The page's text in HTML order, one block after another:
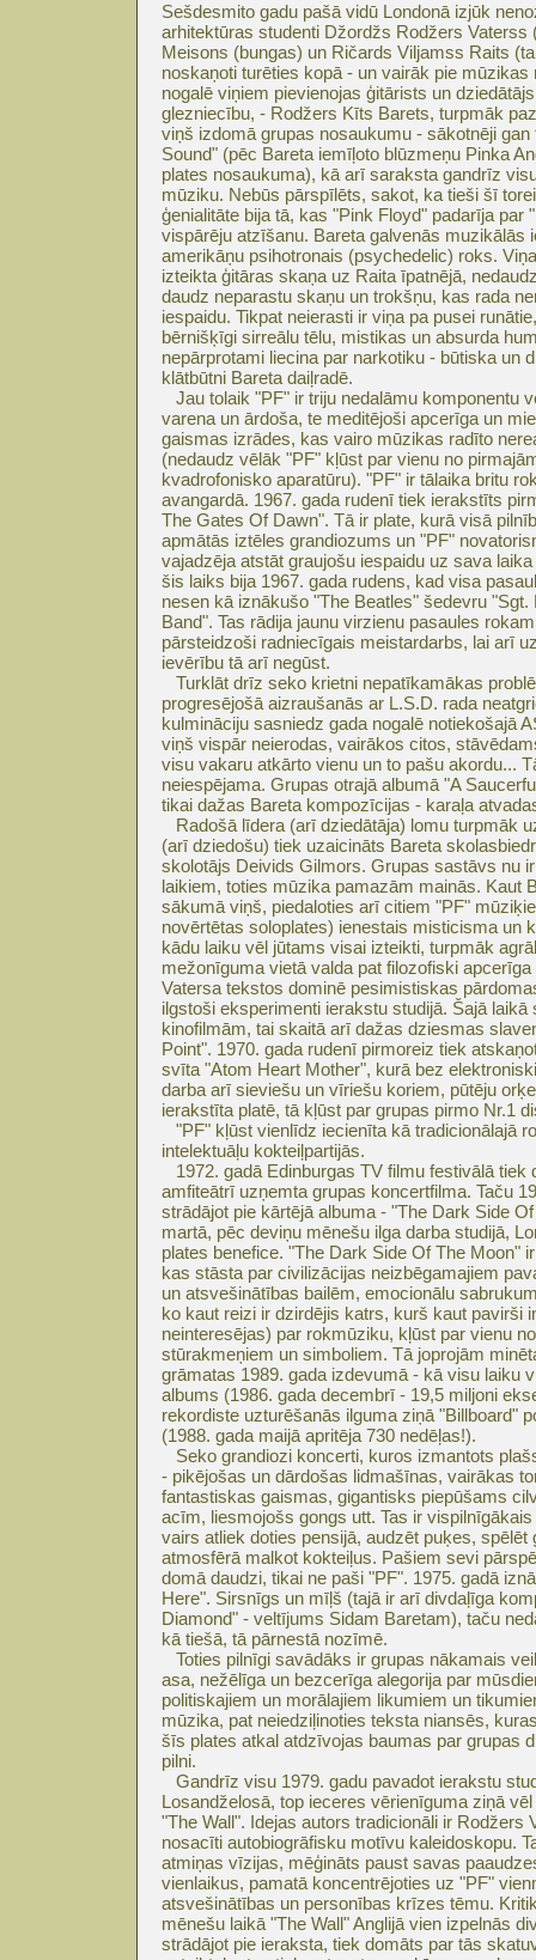
Sešdesmito gadu pašā vidū Londonā izjūk
arhitektūras studenti Džordžs Rodžers Vaterss
Meisons (bungas) un Ričards Viljamss Raits
noskaņoti turēties kopā - un vairāk pie
nogalē viņiem pievienojas ģitārists un
glezniecību, - Rodžers Kīts Barets, turpmāk
viņš izdomā grupas nosaukumu - sākotnēji
Sound" (pēc Bareta iemīļoto blūzmeņu Pinka
plates nosaukuma), kā arī saraksta gandrīz
mūziku. Nebūs pārspīlēts, sakot, ka tieši šī
ģenialitāte bija tā, kas "Pink Floyd" padarīja par
vispārēju atzīšanu. Bareta galvenās muzikālās
amerikāņu psihotronais (psychedelic) roks.
izteikta ģitāras skaņa uz Raita īpatnējā,
daudz neparastu skaņu un trokšņu, kas rada
iespaidu. Tikpat neierasti ir viņa pa pusei
bērnišķīgi sirreālu tēlu, mistikas un absurda
nepārprotami liecina par narkotiku - būtiska un
klātbūtni Bareta daiļradē.
Jau tolaik "PF" ir triju nedalāmu komponentu
varena un ārdoša, te meditējoši apcerīga un
gaismas izrādes, kas vairo mūzikas radīto
(nedaudz vēlāk "PF" kļūst par vienu no
kvadrofonisko aparatūru). "PF" ir tālaika britu
avangardā. 1967. gada rudenī tiek ierakstīts
The Gates Of Dawn". Tā ir plate, kurā visā
apmātās iztēles grandiozums un "PF"
vajadzēja atstāt graujošu iespaidu uz sava
šis laiks bija 1967. gada rudens, kad visa
nesen kā iznākušo "The Beatles" šedevru
Band". Tas rādija jaunu virzienu pasaules
pārsteidzoši radniecīgais meistardarbs, lai arī
ievērību tā arī negūst.
Turklāt drīz seko krietni nepatīkamākas
progresējošā aizraušanās ar L.S.D. rada
kulmināciju sasniedz gada nogalē notiekošajā
viņš vispār neierodas, vairākos citos,
visu vakaru atkārto vienu un to pašu akordu...
neiespējama. Grupas otrajā albumā "A
tikai dažas Bareta kompozīcijas - karaļa
Radošā līdera (arī dziedātāja) lomu turpmāk
(arī dziedošu) tiek uzaicināts Bareta
skolotājs Deivids Gilmors. Grupas sastāvs nu
laikiem, toties mūzika pamazām mainās. Kaut
sākumā viņš, piedaloties arī citiem "PF"
novērtētas soloplates) ienestais misticisma un
kādu laiku vēl jūtams visai izteikti, turpmāk
mežonīguma vietā valda pat filozofiski
Vatersa tekstos dominē pesimistiskas
ilgstoši eksperimenti ierakstu studijā. Šajā
kinofilmām, tai skaitā arī dažas dziesmas
Point". 1970. gada rudenī pirmoreiz tiek
svīta "Atom Heart Mother", kurā bez
darba arī sieviešu un vīriešu koriem, pūtēju
ierakstīta platē, tā kļūst par grupas pirmo Nr.1
"PF" kļūst vienlīdz iecienīta kā tradicionālajā
intelektuāļu kokteiļpartijās.
1972. gadā Edinburgas TV filmu festivālā tiek
amfiteātrī uzņemta grupas koncertfilma. Taču
strādājot pie kārtējā albuma - "The Dark Side
martā, pēc deviņu mēnešu ilga darba studijā,
plates benefice. "The Dark Side Of The Moon"
kas stāsta par civilizācijas neizbēgamajiem
un atsvešinātības bailēm, emocionālu
ko kaut reizi ir dzirdējis katrs, kurš kaut pavirši
neinteresējas) par rokmūziku, kļūst par vienu
stūrakmeņiem un simboliem. Tā joprojām
grāmatas 1989. gada izdevumā - kā visu laiku
albums (1986. gada decembrī - 19,5 miljoni
rekordiste uzturēšanās ilguma ziņā "Billboard"
(1988. gada maijā apritēja 730 nedēļas!).
Seko grandiozi koncerti, kuros izmantots
- pikējošas un dārdošas lidmašīnas, vairākas
fantastiskas gaismas, gigantisks piepūšams
acīm, liesmojošs gongs utt. Tas ir
vairs atliek doties pensijā, audzēt puķes,
atmosfērā malkot kokteiļus. Pašiem sevi
domā daudzi, tikai ne paši "PF". 1975. gadā
Here". Sirsnīgs un mīļš (tajā ir arī divdaļīga
Diamond" - veltījums Sidam Baretam), taču
kā tiešā, tā pārnestā nozīmē.
Toties pilnīgi savādāks ir grupas nākamais
asa, nežēlīga un bezcerīga alegorija par
politiskajiem un morālajiem likumiem un
mūzika, pat neiedziļinoties teksta niansēs,
šīs plates atkal atdzīvojas baumas par grupas
pilni.
Gandrīz visu 1979. gadu pavadot ierakstu
Losandželosā, top ieceres vērienīguma ziņā
"The Wall". Idejas autors tradicionāli ir Rodžers
nosacīti autobiogrāfisku motīvu kaleidoskopu.
atmiņas vīzijas, mēģināts paust savas
vienlaikus, pamatā koncentrējoties uz "PF"
atsvešinātības un personības krīzes tēmu.
mēnešu laikā "The Wall" Anglijā vien izpelnās
strādājot pie ieraksta, tiek domāts par tās